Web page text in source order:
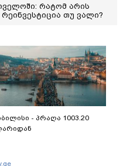
რატომ არის
თუ ვალი?
- პრაღა 1003.20